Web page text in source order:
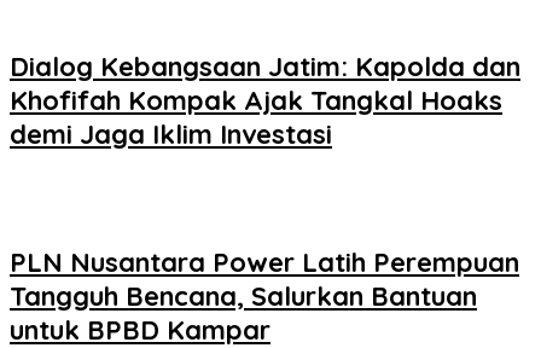
Dialog Kebangsaan Jatim: Kapolda dan
Khofifah Kompak Ajak Tangkal Hoaks
demi Jaga Iklim Investasi
PLN Nusantara Power Latih Perempuan
Tangguh Bencana, Salurkan Bantuan
untuk BPBD Kampar